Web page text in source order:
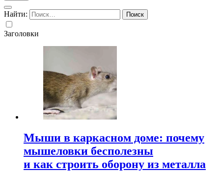
Найти:
Заголовки
Мыши в каркасном доме: почему
мышеловки бесполезны
и как строить оборону из металла